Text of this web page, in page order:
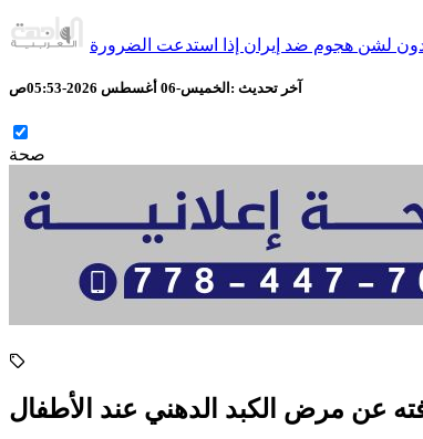
آخر تحديث : الخميس-06 أغسطس 2026-05:53ص
صحة
عن مرض الكبد الدهني عند الأطفال